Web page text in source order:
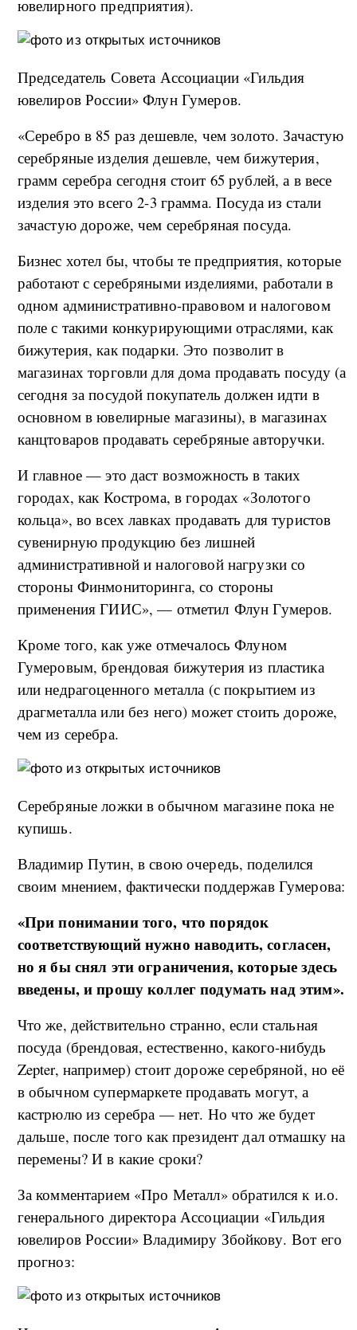
ювелирного предприятия).
Председатель Совета Ассоциации «Гильдия
ювелиров России» Флун Гумеров.
«Серебро в 85 раз дешевле, чем золото. Зачастую
серебряные изделия дешевле, чем бижутерия,
грамм серебра сегодня стоит 65 рублей, а в весе
изделия это всего 2-3 грамма. Посуда из стали
зачастую дороже, чем серебряная посуда.
Бизнес хотел бы, чтобы те предприятия, которые
работают с серебряными изделиями, работали в
одном административно-правовом и налоговом
поле с такими конкурирующими отраслями, как
бижутерия, как подарки. Это позволит в
магазинах торговли для дома продавать посуду (а
сегодня за посудой покупатель должен идти в
основном в ювелирные магазины), в магазинах
канцтоваров продавать серебряные авторучки.
И главное — это даст возможность в таких
городах, как Кострома, в городах «Золотого
кольца», во всех лавках продавать для туристов
сувенирную продукцию без лишней
административной и налоговой нагрузки со
стороны Финмониторинга, со стороны
применения ГИИС», — отметил Флун Гумеров.
Кроме того, как уже отмечалось Флуном
Гумеровым, брендовая бижутерия из пластика
или недрагоценного металла (с покрытием из
драгметалла или без него) может стоить дороже,
чем из серебра.
Серебряные ложки в обычном магазине пока не
купишь.
Владимир Путин, в свою очередь, поделился
своим мнением, фактически поддержав Гумерова:
«При понимании того, что порядок
соответствующий нужно наводить, согласен,
но я бы снял эти ограничения, которые здесь
введены, и прошу коллег подумать над этим».
Что же, действительно странно, если стальная
посуда (брендовая, естественно, какого-нибудь
Zepter, например) стоит дороже серебряной, но её
в обычном супермаркете продавать могут, а
кастрюлю из серебра — нет. Но что же будет
дальше, после того как президент дал отмашку на
перемены? И в какие сроки?
За комментарием «Про Металл» обратился к и.о.
генерального директора Ассоциации «Гильдия
ювелиров России» Владимиру Збойкову. Вот его
прогноз: